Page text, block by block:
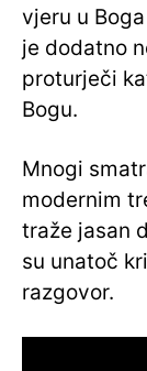
vjeru u
je dodatno
proturječi
Bogu.
Mnogi
modernim
traže jasan
su unatoč
razgovor.